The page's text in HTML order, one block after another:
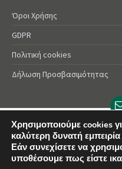
Όροι Χρήσης
GDPR
Πολιτική cookies
Δήλωση Προσβασιμότητας
© 2025 Δήμος
Χρησιμοποιούμε cookies
καλύτερη δυνατή
Εάν συνεχίσετε να
υποθέσουμε πως είστε